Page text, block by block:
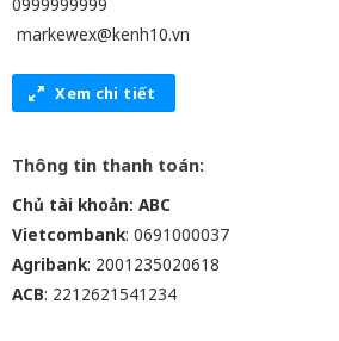
markewex@kenh10.vn
Xem chi tiết
Thông tin thanh toán:
Chủ tài khoản: ABC
Vietcombank: 0691000037
Agribank: 2001235020618
ACB: 2212621541234